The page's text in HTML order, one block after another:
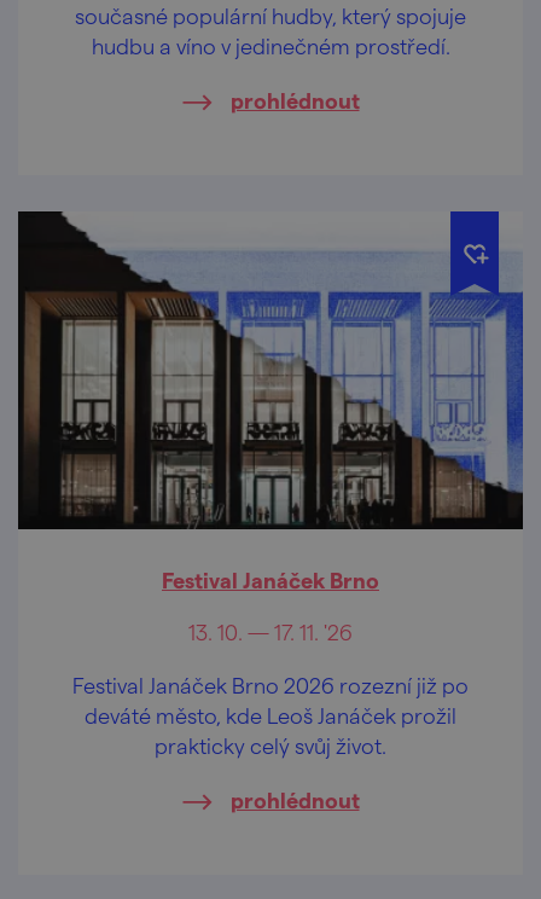
současné populární hudby, který spojuje
hudbu a víno v jedinečném prostředí.
prohlédnout
Festival Janáček Brno
13. 10. — 17. 11. '26
Festival Janáček Brno 2026 rozezní již po
deváté město, kde Leoš Janáček prožil
prakticky celý svůj život.
prohlédnout